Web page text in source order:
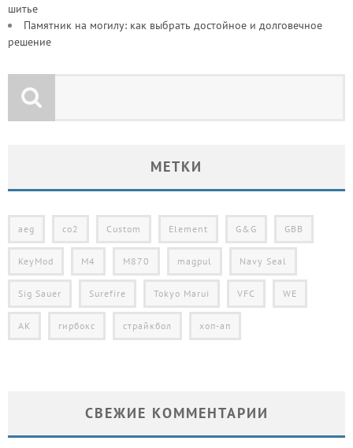
шитье
Памятник на могилу: как выбрать достойное и долговечное
решение
МЕТКИ
aeg co2 Custom Element G&G GBB
KeyMod M4 M870 magpul Navy Seal
Sig Sauer Surefire Tokyo Marui VFC WE
АК гирбокс страйкбол хоп-ап
СВЕЖИЕ КОММЕНТАРИИ